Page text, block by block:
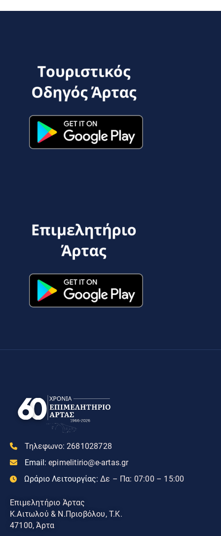
Τηλεφωνο: 2681028728
Email: epimelitirio@e-artas.gr
Ωράριο Λειτουργίας: Δε – Πα: 07:00 – 15:00
Επιμελητήριο Άρτας
Κ.Αιτωλού & Ν.Πριοβόλου, Τ.Κ.
47100, Άρτα